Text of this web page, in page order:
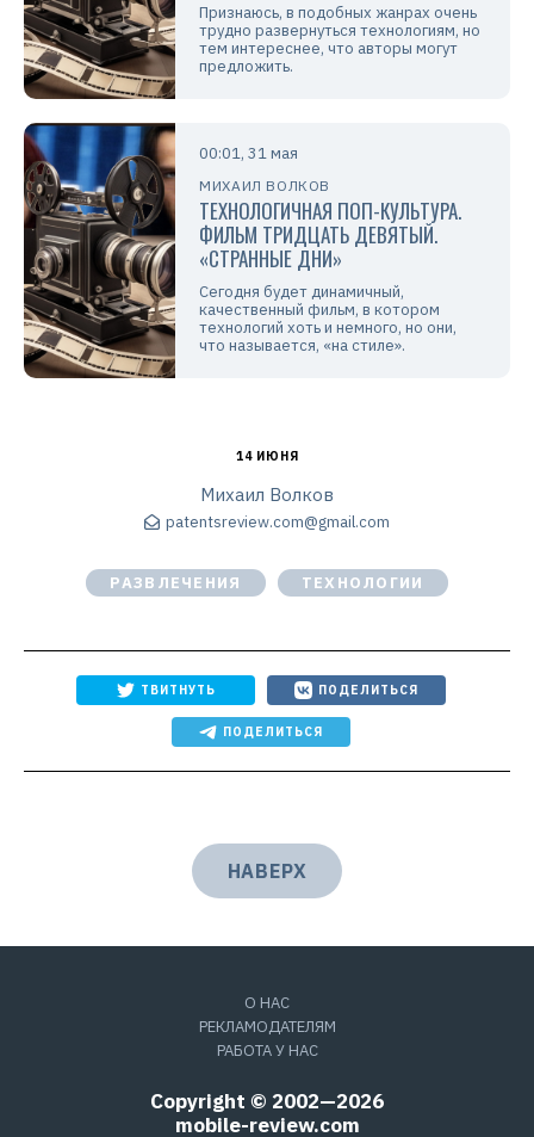
Признаюсь, в подобных жанрах очень
трудно развернуться технологиям, но
тем интереснее, что авторы могут
предложить.
00:01, 31 мая
МИХАИЛ ВОЛКОВ
ТЕХНОЛОГИЧНАЯ ПОП-КУЛЬТУРА.
ФИЛЬМ ТРИДЦАТЬ ДЕВЯТЫЙ.
«СТРАННЫЕ ДНИ»
Сегодня будет динамичный,
качественный фильм, в котором
технологий хоть и немного, но они,
что называется, «на стиле».
14 ИЮНЯ
Михаил Волков
patentsreview.com@gmail.com
РАЗВЛЕЧЕНИЯ ТЕХНОЛОГИИ
ТВИТНУТЬ ПОДЕЛИТЬСЯ
ПОДЕЛИТЬСЯ
НАВЕРХ
О НАС
РЕКЛАМОДАТЕЛЯМ
РАБОТА У НАС
Copyright © 2002—2026
mobile-review.com